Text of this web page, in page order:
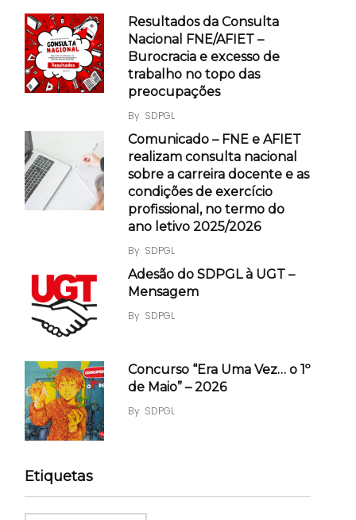
Resultados da Consulta
Nacional FNE/AFIET –
Burocracia e excesso de
trabalho no topo das
preocupações
By SDPGL
Comunicado – FNE e AFIET
realizam consulta nacional
sobre a carreira docente e as
condições de exercício
profissional, no termo do
ano letivo 2025/2026
By SDPGL
Adesão do SDPGL à UGT –
Mensagem
By SDPGL
Concurso “Era Uma Vez… o 1º
de Maio” – 2026
By SDPGL
Etiquetas